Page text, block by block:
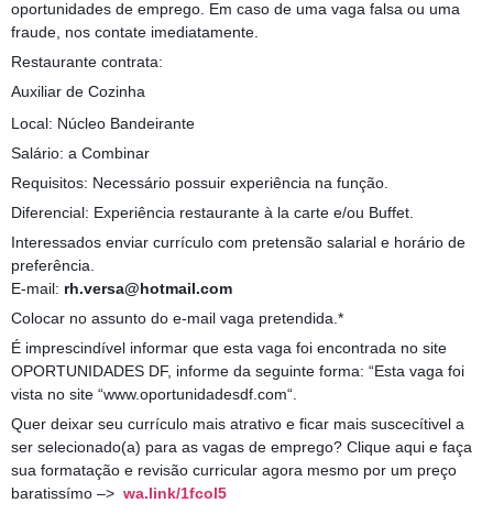
oportunidades de emprego. Em caso de uma vaga falsa ou uma
fraude, nos contate imediatamente.
Restaurante contrata:
Auxiliar de Cozinha
Local: Núcleo Bandeirante
Salário: a Combinar
Requisitos: Necessário possuir experiência na função.
Diferencial: Experiência restaurante à la carte e/ou Buffet.
Interessados enviar currículo com pretensão salarial e horário de
preferência.
E-mail: rh.versa@hotmail.com
Colocar no assunto do e-mail vaga pretendida.*
É imprescindível informar que esta vaga foi encontrada no site
OPORTUNIDADES DF, informe da seguinte forma: “Esta vaga foi
vista no site “www.oportunidadesdf.com“.
Quer deixar seu currículo mais atrativo e ficar mais suscecítivel a
ser selecionado(a) para as vagas de emprego? Clique aqui e faça
sua formatação e revisão curricular agora mesmo por um preço
baratissímo –> wa.link/1fcol5